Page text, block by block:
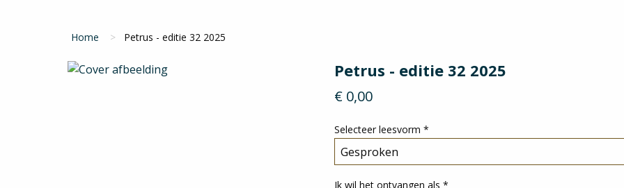
Kruimelpad
Home Petrus - editie 32 2025
Petrus - editie 32 2025
€ 0,00
Selecteer leesvorm*
Ik wil het ontvangen als*